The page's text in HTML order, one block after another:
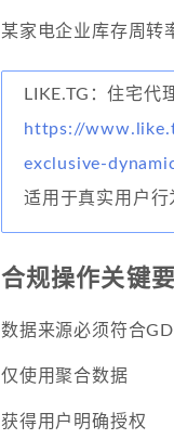
某家电企业库存周转
LIKE.TG：住宅代
https://
exclusive-
适用于真实用户行
合规操作关键
数据来源必须符合
仅使用聚合数据
获得用户明确授权